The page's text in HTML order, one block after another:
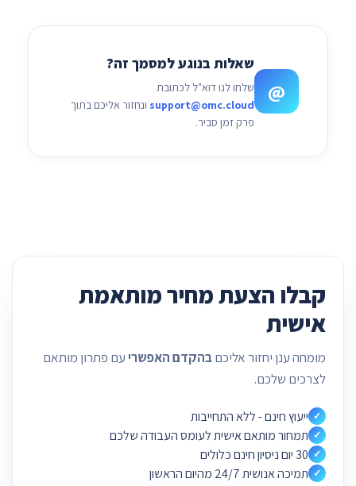
@
שאלות בנוגע למסמך זה?
שלחו לנו דוא"ל לכתובת
support@omc.cloud ונחזור אליכם בתוך
פרק זמן סביר.
קבלו הצעת מחיר מותאמת
אישית
מומחה ענן יחזור אליכםבהקדם האפשרי עם פתרון מותאם
לצרכים שלכם.
✓ ייעוץ חינם - ללא התחייבות
✓ תמחור מותאם אישית לעומס העבודה שלכם
✓ 30 יום ניסיון חינם כלולים
✓ תמיכה אנושית 24/7 מהיום הראשון